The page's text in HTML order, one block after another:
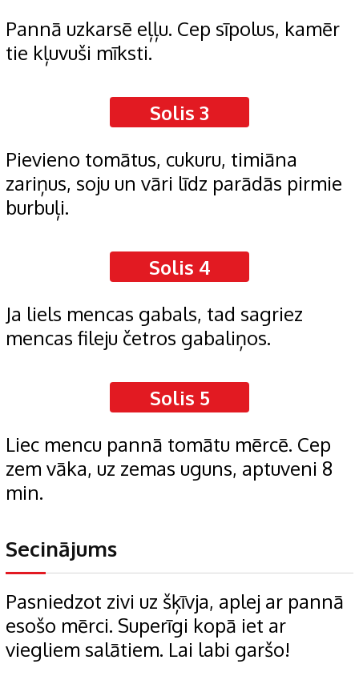
Pannā uzkarsē eļļu. Cep sīpolus, kamēr
tie kļuvuši mīksti.
Solis 3
Pievieno tomātus, cukuru, timiāna
zariņus, soju un vāri līdz parādās pirmie
burbuļi.
Solis 4
Ja liels mencas gabals, tad sagriez
mencas fileju četros gabaliņos.
Solis 5
Liec mencu pannā tomātu mērcē. Cep
zem vāka, uz zemas uguns, aptuveni 8
min.
Secinājums
Pasniedzot zivi uz šķīvja, aplej ar pannā
esošo mērci. Superīgi kopā iet ar
viegliem salātiem. Lai labi garšo!